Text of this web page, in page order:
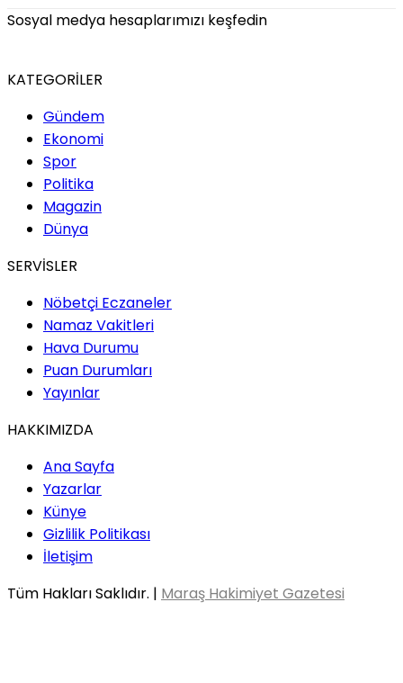
Sosyal medya hesaplarımızı keşfedin
KATEGORİLER
Gündem
Ekonomi
Spor
Politika
Magazin
Dünya
SERVİSLER
Nöbetçi Eczaneler
Namaz Vakitleri
Hava Durumu
Puan Durumları
Yayınlar
HAKKIMIZDA
Ana Sayfa
Yazarlar
Künye
Gizlilik Politikası
İletişim
Tüm Hakları Saklıdır. | Maraş Hakimiyet Gazetesi